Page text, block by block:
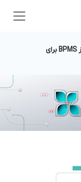
مزایای استفاده از BPMS برای